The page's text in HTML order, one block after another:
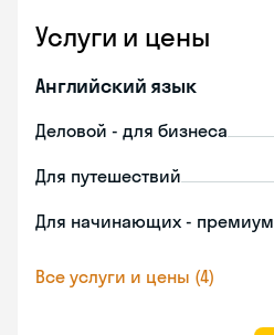
Услуги и цены
Английский язык
Деловой - для бизнеса
Для путешествий
Для начинающих - премиум
Все услуги и цены (4)